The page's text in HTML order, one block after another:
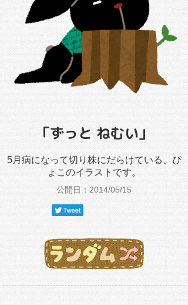
「ずっと ねむい」
5月病になって切り株にだらけている、ぴ
ょこのイラストです。
公開日：2014/05/15